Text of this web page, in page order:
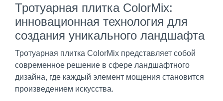
Тротуарная плитка ColorMix:
инновационная технология для
создания уникального ландшафта
Тротуарная плитка ColorMix представляет собой
современное решение в сфере ландшафтного
дизайна, где каждый элемент мощения становится
произведением искусства.